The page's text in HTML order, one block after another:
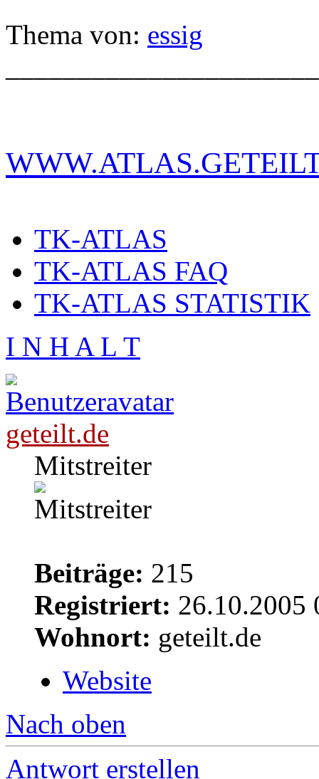
Thema von: essig
TK-ATLAS
TK-ATLAS FAQ
TK-ATLAS STATISTIK
I N H A L T
geteilt.de
Mitstreiter
Beiträge: 215
Registriert: 26.10.2005
Wohnort: geteilt.de
Website
Nach oben
Antwort erstellen